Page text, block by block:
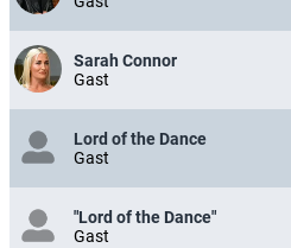
Sarah Connor
Gast
Lord of the Dance
Gast
"Lord of the Dance"
Gast